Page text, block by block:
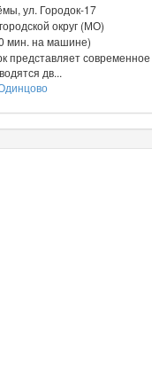
ул. Городок-17
округ (МО)
мин. на машине)
представляет
дв...